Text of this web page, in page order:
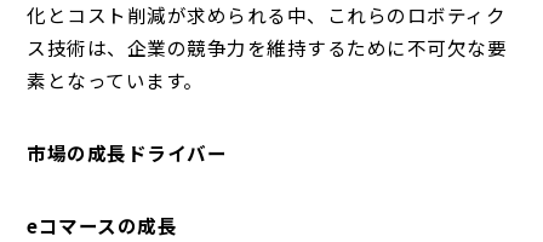
化とコスト削減が求められる中、これらのロボティク
ス技術は、企業の競争力を維持するために不可欠な要
素となっています。
市場の成長ドライバー
eコマースの成長